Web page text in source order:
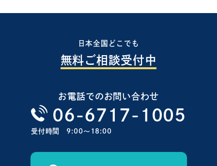
日本全国どこでも
無料ご相談受付中
お電話でのお問い合わせ
06-6717-1005
受付時間 9:00〜18:00